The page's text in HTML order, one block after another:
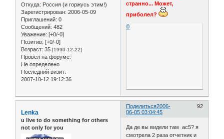
Откуда: Россия (и горжусь этим!)
Зарегистрирован: 2006-05-09
Приглашений: 0
Сообщений: 482
Уважение: [+0/-0]
Позитив: [+0/-0]
Возраст: 35 [1990-12-22]
Провел на форуме:
Не определено
Последний визит:
2007-10-12 19:12:36
странно... Может,
приболел?
0
Поделиться 92
2006-
06-05 03:04:45
Lenka
u live to do something for others
not only for you
Да де вы видели там ас5? я
смотрела 2 раза отчетник и